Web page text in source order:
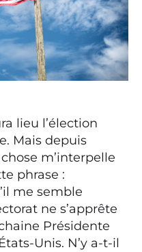
lieu l’élection
Mais depuis
m’interpelle
phrase :
me semble
ne s’apprête
Présidente
Unis. N’y a-t-il